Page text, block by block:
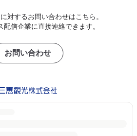
対するお問い合わせはこちら。
配信企業に直接連絡できます。
お問い合わせ